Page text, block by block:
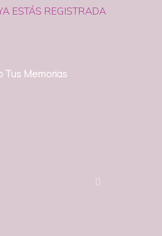
ESTÁS REGISTRADA
Tus Memorias